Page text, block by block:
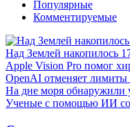
Популярные
Комментируемые
Над Землей накопилось
Apple Vision Pro помог
OpenAI отменяет лимиты
На дне моря обнаружили
Ученые с помощью ИИ